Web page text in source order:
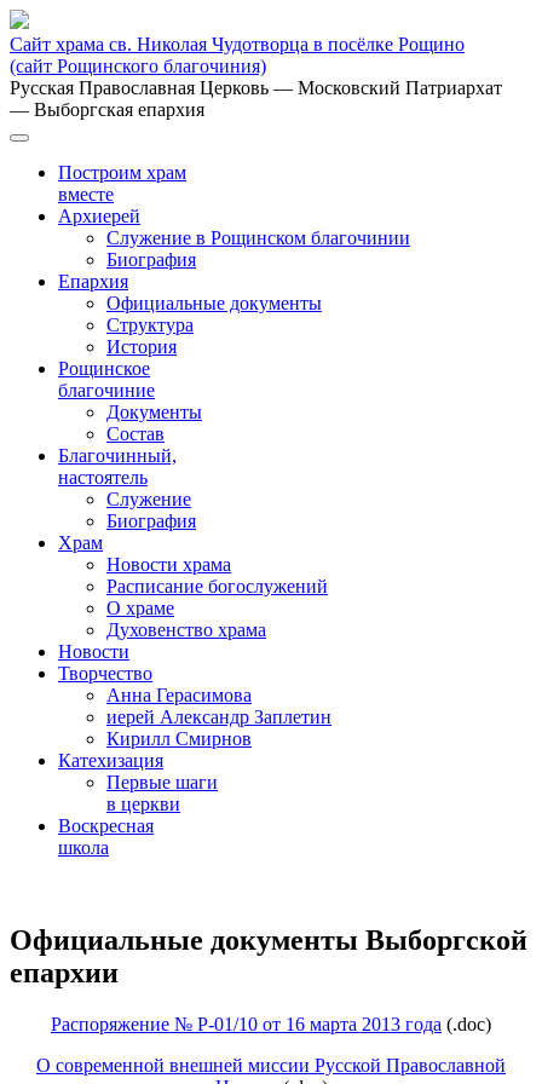
Сайт храма св. Николая Чудотворца в посёлке Рощино
(сайт Рощинского благочиния)
Русская Православная Церковь — Московский Патриархат
— Выборгская епархия
Построим храм
вместе
Архиерей
Служение в Рощинском благочинии
Биография
Епархия
Официальные документы
Структура
История
Рощинское
благочиние
Документы
Состав
Благочинный,
настоятель
Служение
Биография
Храм
Новости храма
Расписание богослужений
О храме
Духовенство храма
Новости
Творчество
Анна Герасимова
иерей Александр Заплетин
Кирилл Смирнов
Катехизация
Первые шаги
в церкви
Воскресная
школа
to
content
Официальные документы Выборгской
епархии
Распоряжение № Р-01/10 от 16 марта 2013 года (.doc)
О современной внешней миссии Русской Православной